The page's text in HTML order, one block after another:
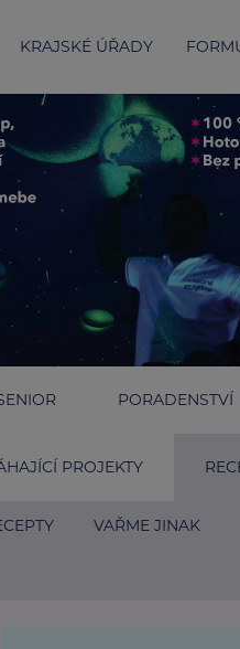
KRAJSKÉ ÚŘADY
PORADENSTVÍ
PROJEKTY
VAŘME JINAK